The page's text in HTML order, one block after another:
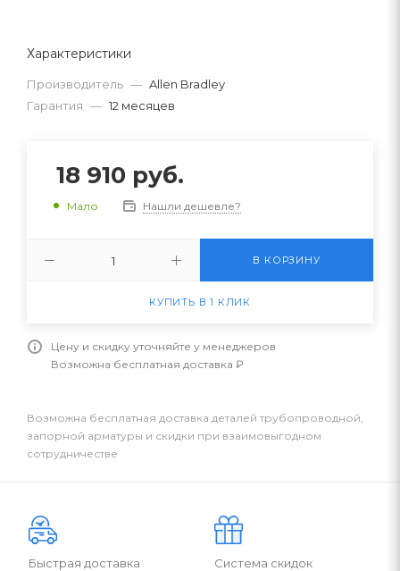
Характеристики
Производитель — Allen Bradley
Гарантия — 12 месяцев
18 910 руб.
Мало Нашли дешевле?
В КОРЗИНУ
КУПИТЬ В 1 КЛИК
Цену и скидку уточняйте у менеджеров
Возможна бесплатная доставка ₽
Возможна бесплатная доставка деталей трубопроводной,
запорной арматуры и скидки при взаимовыгодном
сотрудничестве
Быстрая доставка Система скидок